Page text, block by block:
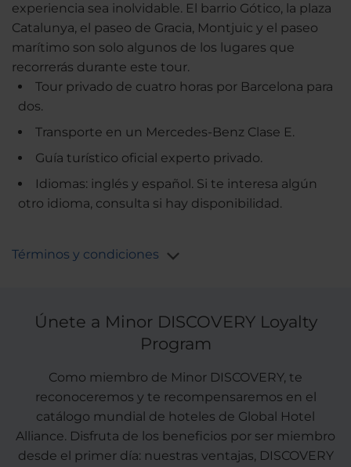
experiencia sea inolvidable. El barrio Gótico, la plaza
Catalunya, el paseo de Gracia, Montjuic y el paseo
marítimo son solo algunos de los lugares que
recorrerás durante este tour.
Tour privado de cuatro horas por Barcelona para
dos.
Transporte en un Mercedes-Benz Clase E.
Guía turístico oficial experto privado.
Idiomas: inglés y español. Si te interesa algún
otro idioma, consulta si hay disponibilidad.
Términos y condiciones
Únete a Minor DISCOVERY Loyalty
Program
Como miembro de Minor DISCOVERY, te
reconoceremos y te recompensaremos en el
catálogo mundial de hoteles de Global Hotel
Alliance. Disfruta de los beneficios por ser miembro
desde el primer día: nuestras ventajas, DISCOVERY